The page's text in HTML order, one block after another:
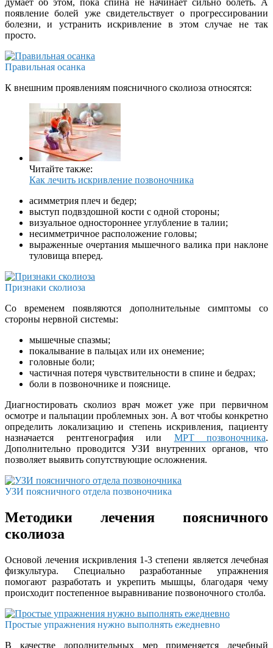
думает об этом, пока спина не начинает сильно болеть. А
появление болей уже свидетельствует о прогрессировании
болезни, и устранить искривление в этом случае не так
просто.
Правильная осанка
К внешним проявлениям поясничного сколиоза относятся:
Читайте также:
Как лечить искривление позвоночника
асимметрия плеч и бедер;
выступ подвздошной кости с одной стороны;
визуальное одностороннее углубление в талии;
несимметричное расположение головы;
выраженные очертания мышечного валика при наклоне
туловища вперед.
Признаки сколиоза
Со временем появляются дополнительные симптомы со
стороны нервной системы:
мышечные спазмы;
покалывание в пальцах или их онемение;
головные боли;
частичная потеря чувствительности в спине и бедрах;
боли в позвоночнике и пояснице.
Диагностировать сколиоз врач может уже при первичном
осмотре и пальпации проблемных зон. А вот чтобы конкретно
определить локализацию и степень искривления, пациенту
назначается рентгенография или МРТ позвоночника.
Дополнительно проводится УЗИ внутренних органов, что
позволяет выявить сопутствующие осложнения.
УЗИ поясничного отдела позвоночника
Методики лечения поясничного
сколиоза
Основой лечения искривления 1-3 степени является лечебная
физкультура. Специально разработанные упражнения
помогают разработать и укрепить мышцы, благодаря чему
происходит постепенное выравнивание позвоночного столба.
Простые упражнения нужно выполнять ежедневно
В качестве дополнительных мер применяется лечебный